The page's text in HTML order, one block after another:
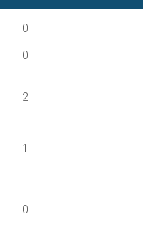
0
0
2
1
0